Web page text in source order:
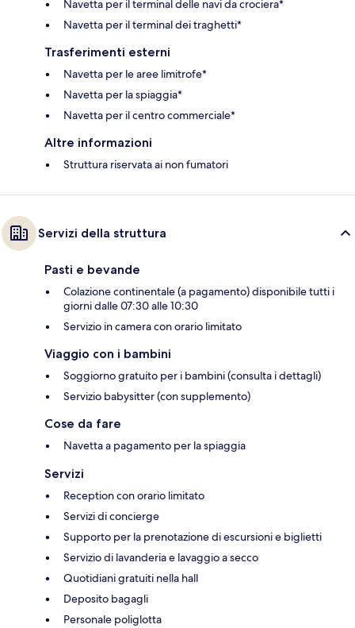
Navetta per il terminal delle navi da crociera*
Navetta per il terminal dei traghetti*
Trasferimenti esterni
Navetta per le aree limitrofe*
Navetta per la spiaggia*
Navetta per il centro commerciale*
Altre informazioni
Struttura riservata ai non fumatori
Servizi della struttura
Pasti e bevande
Colazione continentale (a pagamento) disponibile tutti i
giorni dalle 07:30 alle 10:30
Servizio in camera con orario limitato
Viaggio con i bambini
Soggiorno gratuito per i bambini (consulta i dettagli)
Servizio babysitter (con supplemento)
Cose da fare
Navetta a pagamento per la spiaggia
Servizi
Reception con orario limitato
Servizi di concierge
Supporto per la prenotazione di escursioni e biglietti
Servizio di lavanderia e lavaggio a secco
Quotidiani gratuiti nella hall
Deposito bagagli
Personale poliglotta